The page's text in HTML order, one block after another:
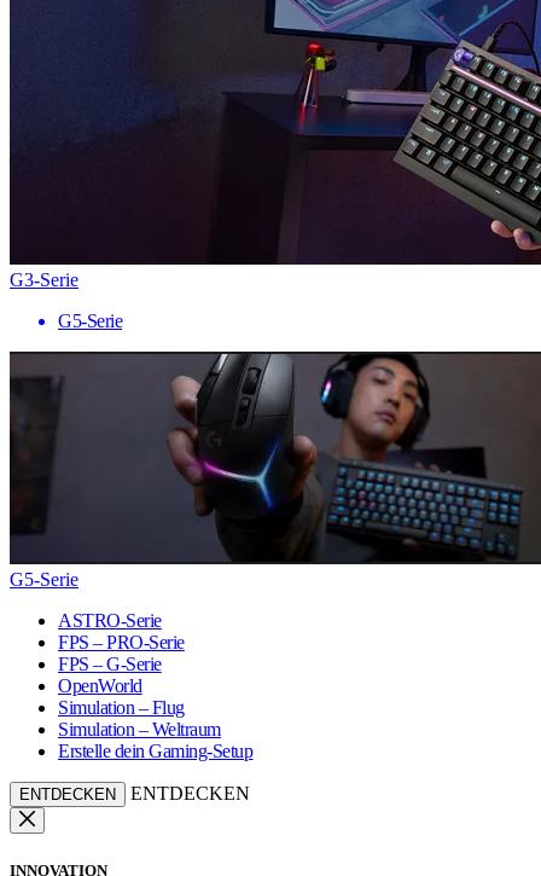
G3-Serie
G5-Serie
G5-Serie
ASTRO-Serie
FPS – PRO-Serie
FPS – G-Serie
OpenWorld
Simulation – Flug
Simulation – Weltraum
Erstelle dein Gaming-Setup
ENTDECKEN ENTDECKEN
INNOVATION